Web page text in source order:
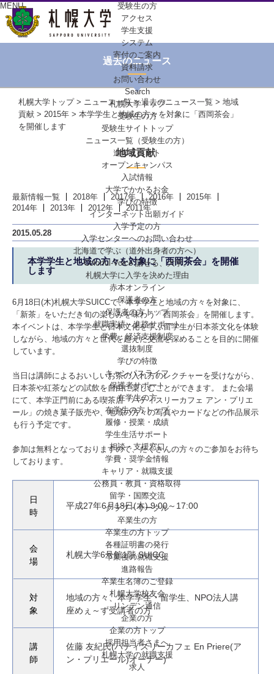
MENU
受験生の方
アクセス
学生支援
システム
寄付のご案内
資料請求
お問い合わせ
Search
札幌大学トップ
受験生の方
受験生サイトトップ
ニュース一覧（受験生の方）
進学イベント
オープンキャンパス
入試情報
大学でかかるお金
学びの特徴
インターネット出願ガイド
入学予定の方
入学センターへのお問い合わせ
北海道で学ぶ （道外出身者の方へ）
Colorful-Voice話せる、大学。
札幌大学に入学を決めた理由
赤本オンライン
保護者の方
保護者の方トップ
就職実績・進路サポート
学費・経済支援制度
選抜制度
学びの特徴
キャンパスライフ
保護者サポート
在学生の方
在学生の方トップ
履修・授業・成績
学生生活サポート
相談・支援窓口
学費・奨学金情報
キャリア・就職支援
公務員・教員・資格取得
留学・国際交流
クラブ・サークル
卒業生の方
卒業生の方トップ
各種証明書の発行
卒業後の就職支援
進路報告
卒業生名簿のご登録
札幌大学校友会
リンデン通信
企業の方
企業の方トップ
採用担当者さまへ
札幌大学の就職支援
求人
過去のニュース
札幌大学トップ> ニュース一覧>過去のニュース一覧 > 地域
貢献 > 2015年 > 本学学生と地域の方々を対象に「西岡茶会」
を開催します
地域貢献
最新情報一覧 2018年 2017年 2016年
2015年
2014年
2013年 2012年 2011年
2015.05.28
本学学生と地域の方々を対象に「西岡茶会」を開催
します
6月18日(木)札幌大学SUICCで、本学学生と地域の方々を対象に、
「新茶」をいただき旬の楽しみを味わう「西岡茶会」を開催します。
本イベントは、本学学生と日本文化を学ぶ留学生が日本茶文化を体験
しながら、地域の方々と世代を超えた交流を深めることを目的に開催
しています。
当日は講師によるおいしいお茶の入れ方のレクチャーを受けながら、
日本茶や紅茶などの試飲を自由に楽しむことができます。 また会場
にて、本学正門前にある喫茶店「パティスリーカフェ アン・プリエ
ール」の焼き菓子販売や、地域の方々の写真やカードなどの作品展示
も行う予定です。
参加は無料となっておりますので、たくさんの方々のご参加をお待ち
しております。
日
時
平成27年6月18日(木) 9:00～17:00
会
場
札幌大学6号館1階 SUICC
対
象
地域の方々、本学学生・留学生、NPO法人講
座めぇ～ず受講者の方
講
師
佐藤 友紀氏(パティスリーカフェ En Priere(ア
ン・プリエール)オーナー)